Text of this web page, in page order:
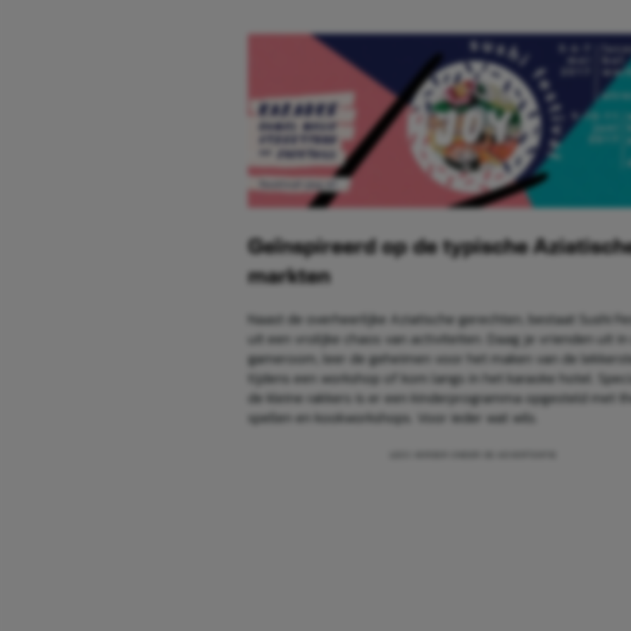
Geïnspireerd op de typische
markten
Naast de overheerlijke Aziatische gerechten, bestaat Sushi
uit een vrolijke chaos van activiteiten. Daag je vrienden uit
gameroom, leer de geheimen voor het maken van de
tijdens een workshop of kom langs in het karaoke hotel.
de kleine rakkers is er een kinderprogramma opgesteld met
spellen en kookworkshops. Voor ieder wat wils.